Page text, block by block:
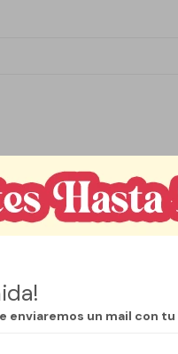
enviaremos un mail con